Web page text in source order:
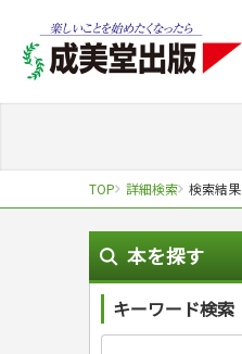
TOP 詳細検索 検索結果
本を探す
キーワード検索